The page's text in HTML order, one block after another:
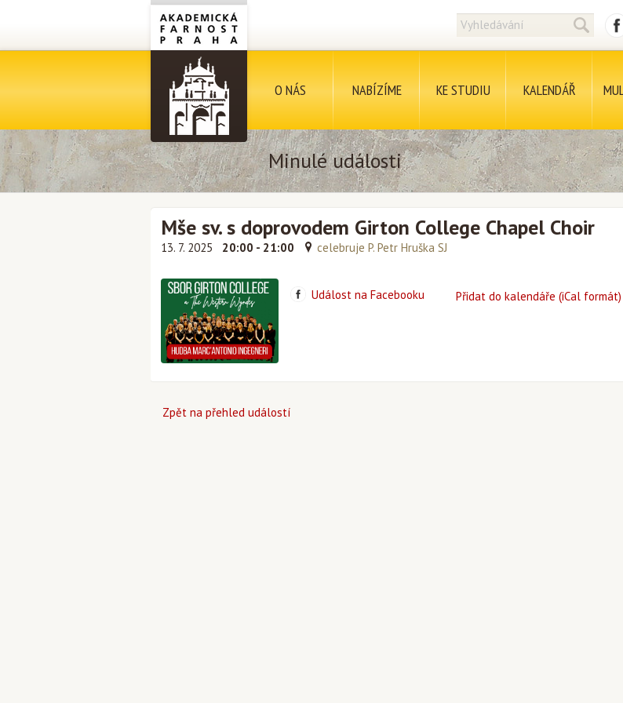
O NÁS NABÍZÍME KE STUDIU KALENDÁŘ
Minulé události
Mše sv. s doprovodem Girton College Chapel Choir
13. 7. 2025 20:00 - 21:00 celebruje P. Petr Hruška SJ
Událost na Facebooku Přidat do kalendáře (iCal formát)
Zpět na přehled událostí